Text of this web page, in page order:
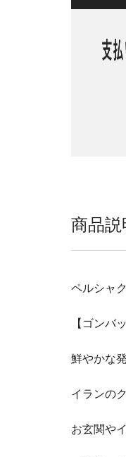
商品説
ペルシャ
【ゴンバ
鮮やかな
イランの
お玄関や